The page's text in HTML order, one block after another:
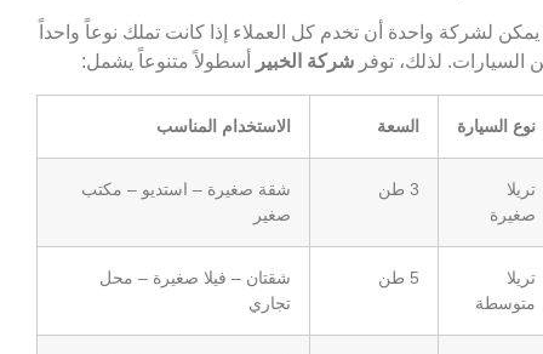
يمكن لشركة واحدة أن تخدم كل العملاء إذا كانت تملك نوعاً واحداً
السيارات. لذلك، توفر شركة الخبير أسطولاً متنوعاً يشمل:
نوع السيارة السعة الاستخدام المناسب
تريلا
صغيرة
3 طن
شقة صغيرة – استديو – مكتب
صغير
تريلا
متوسطة
5 طن
شقتان – فيلا صغيرة – محل
تجاري